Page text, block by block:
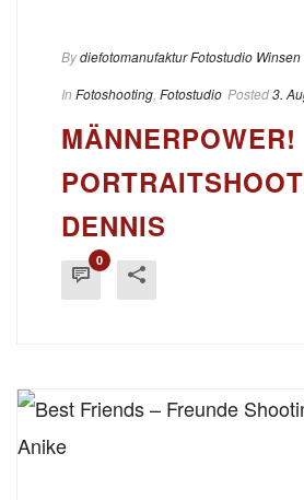
Bydiefotomanufaktur Fotostudio Winsen
In Fotoshooting Fotostudio Posted3.
MÄNNERPOWER!
DENNIS
0